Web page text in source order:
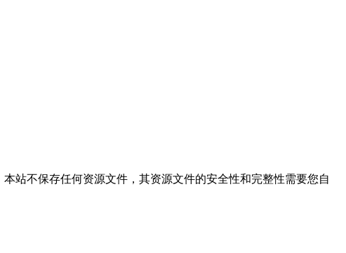
本站不保存任何资源文件，其资源文件的安全性和完整性需要您自